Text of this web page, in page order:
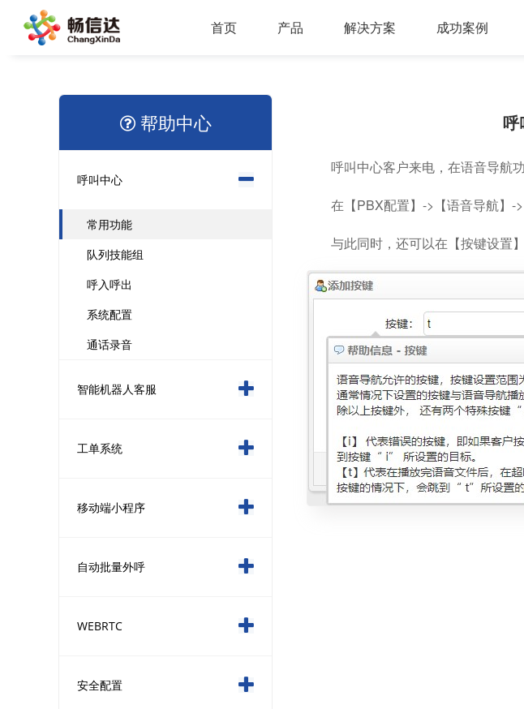
首页 产品 解决方案 成功案例
帮助中心
呼叫中心
常用功能
队列技能组
呼入呼出
系统配置
通话录音
智能机器人客服
工单系统
移动端小程序
自动批量外呼
WEBRTC
安全配置
呼
呼叫中心客户来电，在语音导航
在【PBX配置】->【语音导航】-
与此同时，还可以在【按键设置